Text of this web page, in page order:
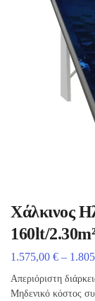
Χάλκινος
160lt/
1.575,00 € –
Απεριόριστη
Μηδενικό κόστος